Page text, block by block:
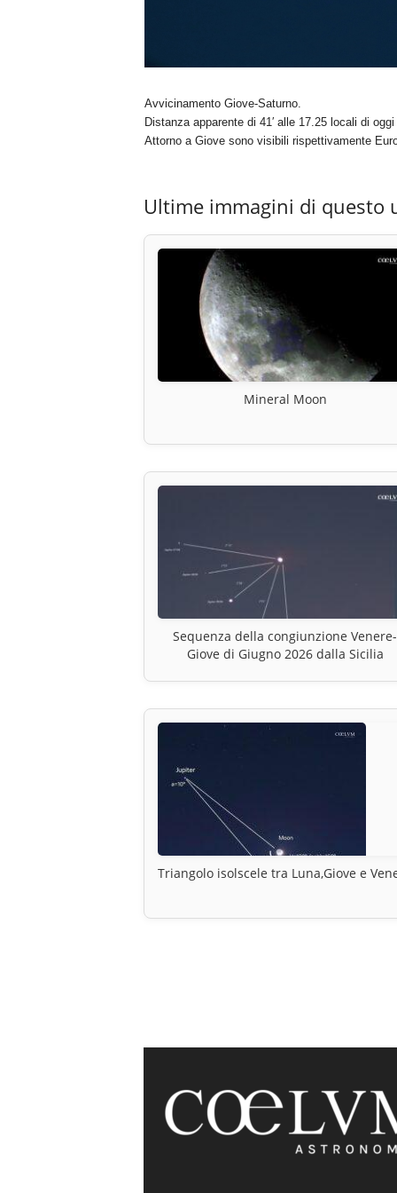
Avvicinamento Giove-Saturno.
Distanza apparente di 41′ alle 17.25 locali di
Attorno a Giove sono visibili rispettivamente
Ultime immagini di questo
Mineral Moon
Sequenza della congiunzione Venere-
Giove di Giugno 2026 dalla Sicilia
Triangolo isolscele tra Luna,Giove e